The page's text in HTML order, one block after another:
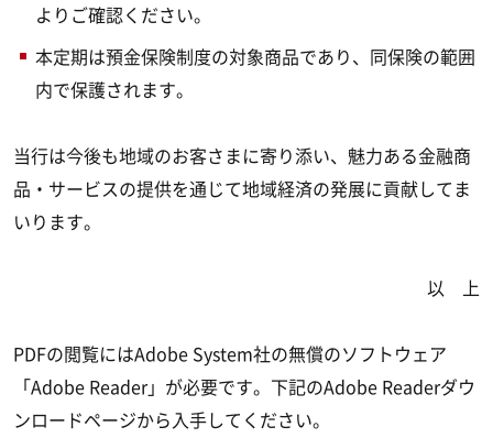
よりご確認ください。
本定期は預金保険制度の対象商品であり、同保険の範囲
内で保護されます。
当行は今後も地域のお客さまに寄り添い、魅力ある金融商
品・サービスの提供を通じて地域経済の発展に貢献してま
いります。
以 上
PDFの閲覧にはAdobe System社の無償のソフトウェア
「Adobe Reader」が必要です。下記のAdobe Readerダウ
ンロードページから入手してください。